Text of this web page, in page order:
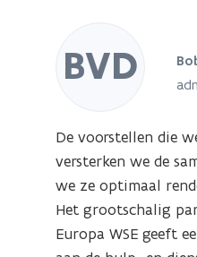
BVD
De voorstellen die
versterken we de
we ze optimaal
Het grootschalig
Europa WSE geeft